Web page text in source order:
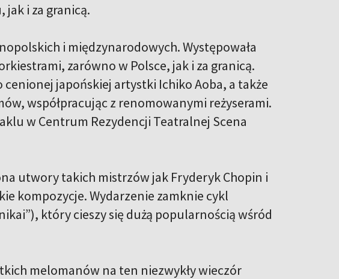
i za granicą.
i międzynarodowych. Występowała
zarówno w Polsce, jak i za granicą.
japońskiej artystki Ichiko Aoba, a także
współpracując z renomowanymi reżyserami.
w Centrum Rezydencji Teatralnej Scena
utwory takich mistrzów jak Fryderyk Chopin i
kompozycje. Wydarzenie zamknie cykl
który cieszy się dużą popularnością wśród
melomanów na ten niezwykły wieczór